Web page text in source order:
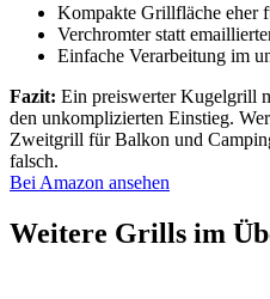
Kompakte Grillfläche eher
Verchromter statt
Einfache Verarbeitung im
Fazit: Ein preiswerter Kugelgrill
den unkomplizierten Einstieg.
Zweitgrill für Balkon und
falsch.
Bei Amazon ansehen
Weitere Grills im